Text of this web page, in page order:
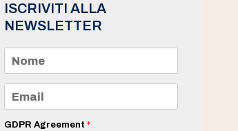
ISCRIVITI ALLA
NEWSLETTER
m
e
a
iGDPR Agreement *